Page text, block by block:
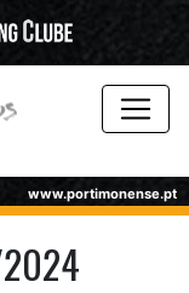
www.portimonense.pt